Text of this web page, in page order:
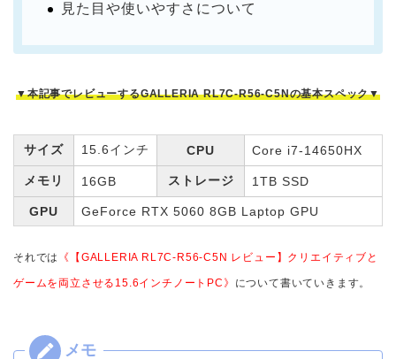
見た目や使いやすさについて
▼本記事でレビューするGALLERIA RL7C-R56-C5Nの基本スペック▼
サイズ 15.6インチ CPU Core i7-14650HX
メモリ 16GB ストレージ 1TB SSD
GPU GeForce RTX 5060 8GB Laptop GPU
それでは 《【GALLERIA RL7C-R56-C5N レビュー】クリエイティブと
ゲームを両立させる15.6インチノートPC》 について書いていきます。